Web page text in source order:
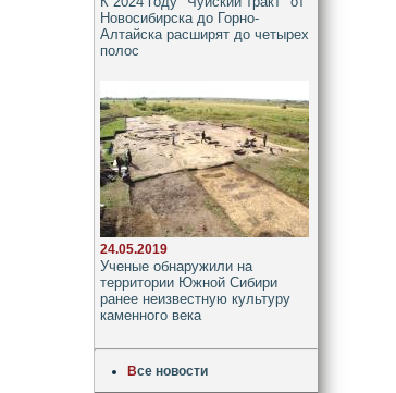
Новосибирска до Горно-
Алтайска расширят до четырех
полос
24.05.2019
Ученые обнаружили на
территории Южной Сибири
ранее неизвестную культуру
каменного века
Все новости